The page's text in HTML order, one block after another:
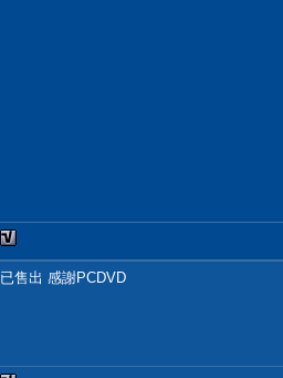
已售出 感謝PCDVD